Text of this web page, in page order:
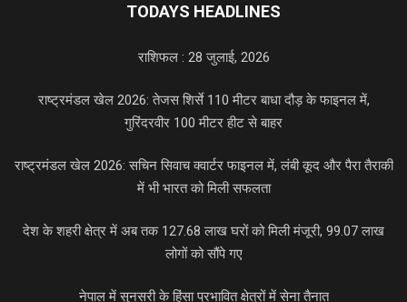
TODAYS HEADLINES
राशिफल : 28 जुलाई, 2026
राष्ट्रमंडल खेल 2026: तेजस शिर्से 110 मीटर बाधा दौड़ के फाइनल में,
गुरिंदरवीर 100 मीटर हीट से बाहर
राष्ट्रमंडल खेल 2026: सचिन सिवाच क्वार्टर फाइनल में, लंबी कूद और पैरा तैराकी
में भी भारत को मिली सफलता
देश के शहरी क्षेत्र में अब तक 127.68 लाख घरों को मिली मंजूरी, 99.07 लाख
लोगों को सौंपे गए
नेपाल में सुनसरी के हिंसा प्रभावित क्षेत्रों में सेना तैनात